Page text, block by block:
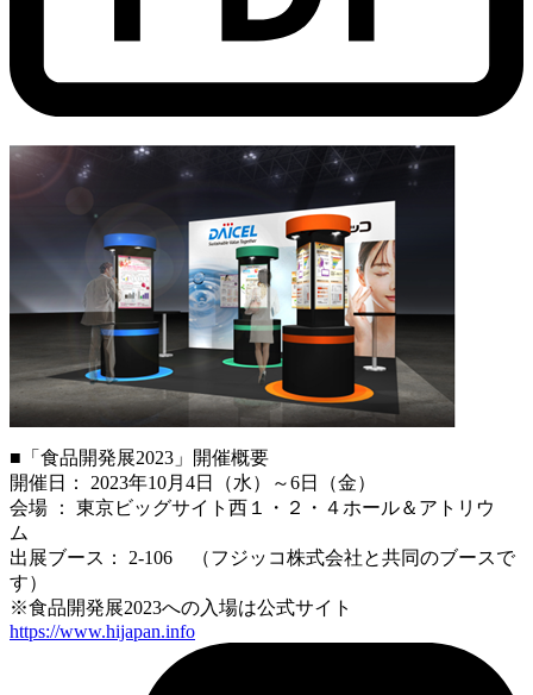
■「食品開発展2023」開催概要
開催日： 2023年10月4日（水）～6日（金）
会場 ： 東京ビッグサイト西１・２・４ホール＆アトリウ
ム
出展ブース： 2-106 （フジッコ株式会社と共同のブースで
す）
※食品開発展2023への入場は公式サイト
https://www.hijapan.info